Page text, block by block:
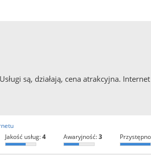
są, działają, cena atrakcyjna.
jakość usług:4 awaryjność:3